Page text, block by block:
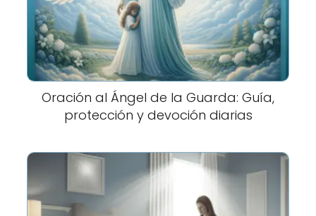
Oración al Ángel de la Guarda: Guía,
protección y devoción diarias